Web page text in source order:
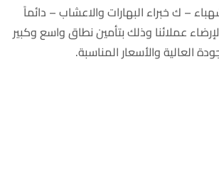
– ك خبراء البهارات والاعشاب – دائماً
عملائنا وذلك بتأمين نطاق واسع وكبير
العالية والأسعار المناسبة.